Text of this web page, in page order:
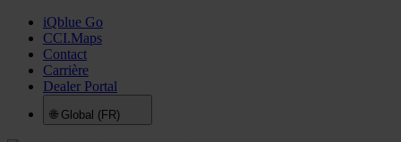
iQblue Go
CCI.Maps
Contact
Carrière
Dealer Portal
🌐 Global (FR)